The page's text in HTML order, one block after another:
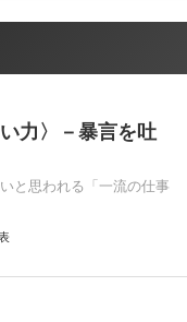
力〉－暴言を吐
と思われる「一流の仕事